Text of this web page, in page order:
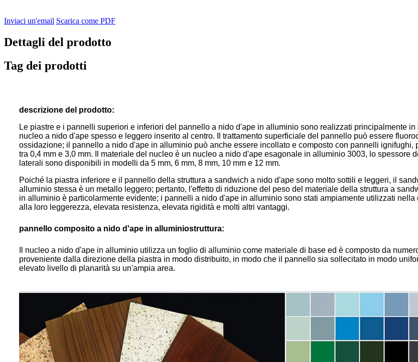
Inviaci un'email Scarica come PDF
Dettagli del prodotto
Tag dei prodotti
descrizione del prodotto:
Le piastre e i pannelli superiori e inferiori del pannello a nido d'ape in alluminio sono realizzati principalmente
nucleo a nido d'ape spesso e leggero inserito al centro. Il trattamento superficiale del pannello può essere
ossidazione; il pannello a nido d'ape in alluminio può anche essere incollato e composto con pannelli
tra 0,4 mm e 3,0 mm. Il materiale del nucleo è un nucleo a nido d'ape esagonale in alluminio 3003, lo spessore
laterali sono disponibili in modelli da 5 mm, 6 mm, 8 mm, 10 mm e 12 mm.
Poiché la piastra inferiore e il pannello della struttura a sandwich a nido d'ape sono molto sottili e leggeri, il
alluminio stessa è un metallo leggero; pertanto, l'effetto di riduzione del peso del materiale della struttura a
in alluminio è particolarmente evidente; i pannelli a nido d'ape in alluminio sono stati ampiamente utilizzati
alla loro leggerezza, elevata resistenza, elevata rigidità e molti altri vantaggi.
pannello composito a nido d'ape in alluminiostruttura:
Il nucleo a nido d'ape in alluminio utilizza un foglio di alluminio come materiale di base ed è composto da
proveniente dalla direzione della piastra in modo distribuito, in modo che il pannello sia sollecitato in modo
elevato livello di planarità su un'ampia area.